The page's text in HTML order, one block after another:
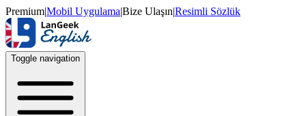
Premium|Mobil Uygulama|Bize Ulaşın|Resimli Sözlük
Toggle navigation